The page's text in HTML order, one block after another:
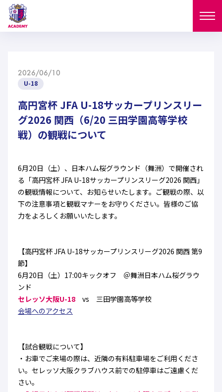
U-18
U-12 ガールズU-18
ガールズU-15 セレクション
試合日程
MATCH
試合日程
U-18 U-15
西U-15 和歌山U-15
U-12
選手
U-18 U-15
西U-15
ガールズU-15
スタッフ
セレクション
SELECTION
セレクション
アカデミー
セレクション
フィロソフィー
セレッソ大阪 レディース
2026/06/10
U-18
高円宮杯 JFA U-18サッカープリンスリー
グ2026 関西（6/20 三田学園高等学校
戦）の観戦について
6月20日（土）、日本ハム桜グラウンド（舞洲）で開催され
る「高円宮杯 JFA U-18サッカープリンスリーグ2026 関西」
の観戦情報について、お知らせいたします。ご観戦の際、以
下の注意事項と観戦マナーをお守りください。皆様のご協
力をよろしくお願いいたします。
【高円宮杯 JFA U-18サッカープリンスリーグ2026 関西 第9
節】
6月20日（土）17:00キックオフ ＠舞洲日本ハム桜グラウ
ンド
セレッソ大阪U-18 vs 三田学園高等学校
会場へのアクセス
【試合観戦について】
・お車でご来場の際は、近隣の有料駐車場をご利用くださ
い。セレッソ大阪クラブハウス前での駐停車はご遠慮くだ
さい。